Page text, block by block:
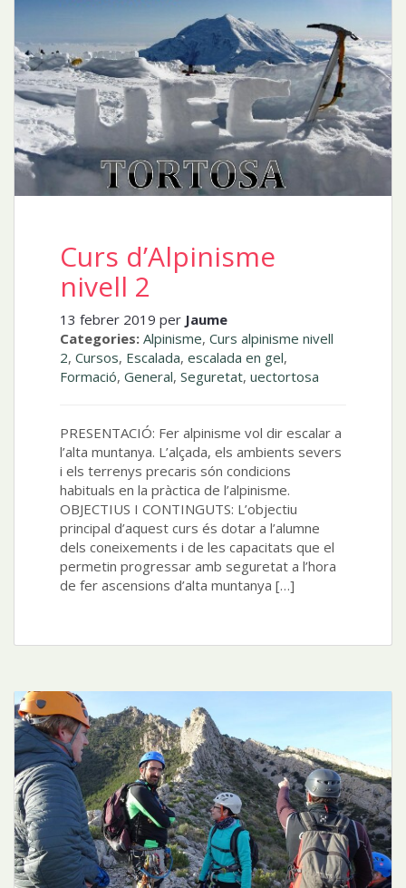
Curs d’Alpinisme
nivell 2
13 febrer 2019 per Jaume
Categories: Alpinisme, Curs alpinisme nivell
2, Cursos, Escalada, escalada en gel,
Formació, General, Seguretat, uectortosa
PRESENTACIÓ: Fer alpinisme vol dir escalar a
l’alta muntanya. L’alçada, els ambients severs
i els terrenys precaris són condicions
habituals en la pràctica de l’alpinisme.
OBJECTIUS I CONTINGUTS: L’objectiu
principal d’aquest curs és dotar a l’alumne
dels coneixements i de les capacitats que el
permetin progressar amb seguretat a l’hora
de fer ascensions d’alta muntanya […]